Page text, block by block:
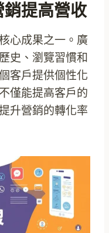
提高營收
心成果之一。廣
史、瀏覽習慣和
客戶提供個性化
僅能提高客戶的
升營銷的轉化率